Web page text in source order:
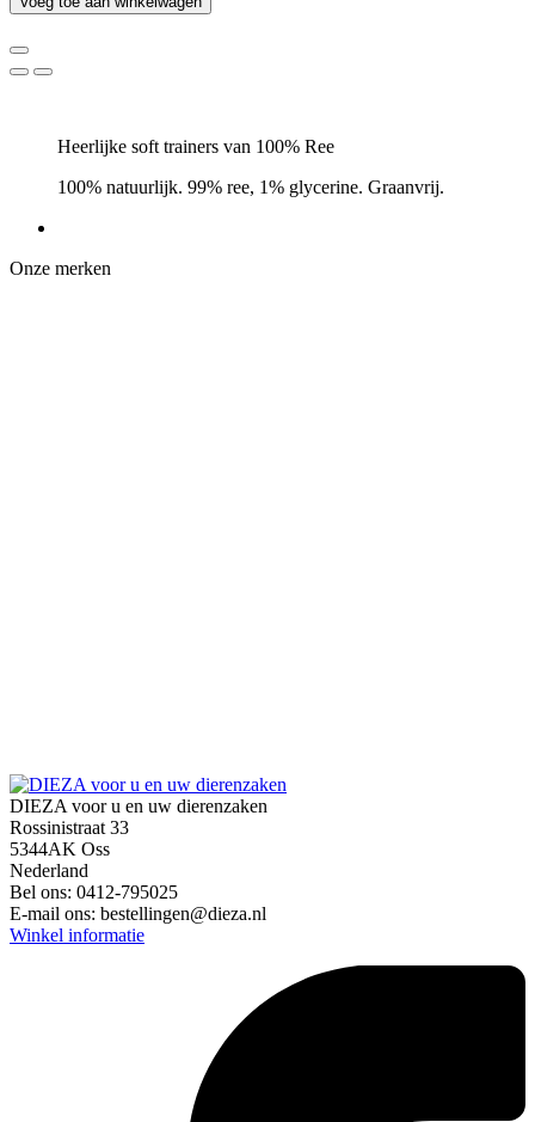
Heerlijke soft trainers van 100% Ree
100% natuurlijk. 99% ree, 1% glycerine. Graanvrij.
Onze merken
DIEZA voor u en uw dierenzaken
Rossinistraat 33
5344AK Oss
Nederland
Bel ons: 0412-795025
E-mail ons: bestellingen@dieza.nl
Winkel informatie